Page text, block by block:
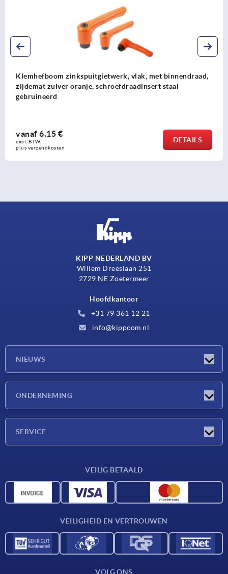
zinkspuitgietwerk, vlak, met binnendraad,
zuiver oranje, schroefdraadinsert staal
6,15 €
BTW
verzendkosten
DETAILS
KIPP NEDERLAND BV
Willem Dreeslaan 251
2729 NE Zoetermeer
Hoofdkantoor
+31 79 361 12 21
info@kippcom.nl
NIEUWS
ONDERNEMING
SERVICE
CAD-gegevens
VEILIG BETAALD
VEILIGHEID EN VERTROUWEN
VOLG ONS